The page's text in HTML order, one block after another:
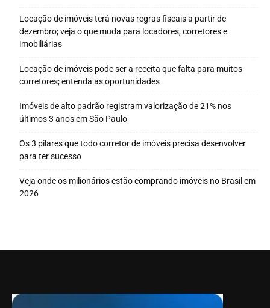
Locação de imóveis terá novas regras fiscais a partir de
dezembro; veja o que muda para locadores, corretores e
imobiliárias
Locação de imóveis pode ser a receita que falta para muitos
corretores; entenda as oportunidades
Imóveis de alto padrão registram valorização de 21% nos
últimos 3 anos em São Paulo
Os 3 pilares que todo corretor de imóveis precisa desenvolver
para ter sucesso
Veja onde os milionários estão comprando imóveis no Brasil em
2026